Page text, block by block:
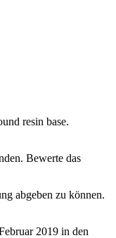
resin base.
Bewerte das
abgeben zu können.
2019 in den